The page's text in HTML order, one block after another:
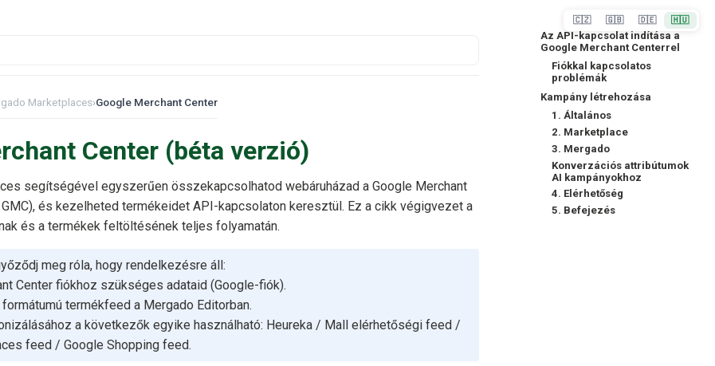
Marketplaces›Google Merchant Center
Center (béta verzió)
segítségével egyszerűen összekapcsolhatod webáruházad a Google Merchant
és kezelheted termékeidet API-kapcsolaton keresztül. Ez a cikk végigvezet a
és a termékek feltöltésének teljes folyamatán.
meg róla, hogy rendelkezésre áll:
Center fiókhoz szükséges adataid (Google-fiók).
termékfeed a Mergado Editorban.
a következők egyike használható: Heureka / Mall elérhetőségi feed /
feed / Google Shopping feed.
Az API-kapcsolat indítása a
Google Merchant Centerrel
Fiókkal kapcsolatos
problémák
Kampány létrehozása
1. Általános
2. Marketplace
3. Mergado
Konverzációs attribútumok
AI kampányokhoz
4. Elérhetőség
5. Befejezés
🇨🇿 🇬🇧 🇩🇪 🇭🇺